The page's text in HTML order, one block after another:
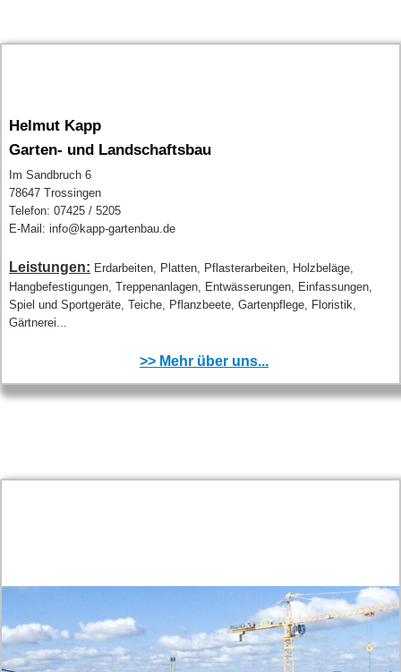
Helmut Kapp
Garten- und Landschaftsbau
Im Sandbruch 6
78647 Trossingen
Telefon: 07425 / 5205
E-Mail: info@kapp-gartenbau.de
Leistungen: Erdarbeiten, Platten, Pflasterarbeiten, Holzbeläge,
Hangbefestigungen, Treppenanlagen, Entwässerungen, Einfassungen,
Spiel und Sportgeräte, Teiche, Pflanzbeete, Gartenpflege, Floristik,
Gärtnerei...
>> Mehr über uns...